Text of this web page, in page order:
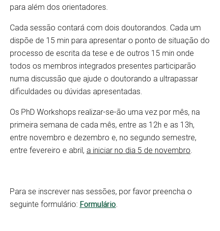
para além dos orientadores.
Cada sessão contará com dois doutorandos. Cada um
dispõe de 15 min para apresentar o ponto de situação do
processo de escrita da tese e de outros 15 min onde
todos os membros integrados presentes participarão
numa discussão que ajude o doutorando a ultrapassar
dificuldades ou dúvidas apresentadas.
Os PhD Workshops realizar-se-ão uma vez por mês, na
primeira semana de cada mês, entre as 12h e as 13h,
entre novembro e dezembro e, no segundo semestre,
entre fevereiro e abril, a iniciar no dia 5 de novembro.
Para se inscrever nas sessões, por favor preencha o
seguinte formulário: Formulário.